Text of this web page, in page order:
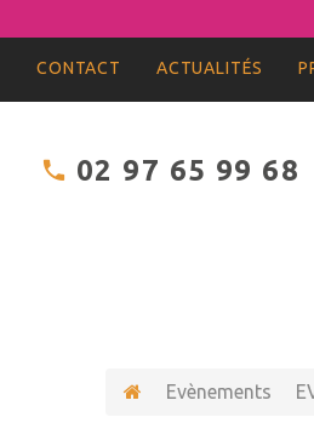
CONTACT ACTUALITÉS
02 97 65 99 68
Evènements